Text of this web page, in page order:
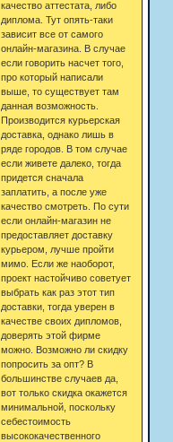
качество аттестата, либо
диплома. Тут опять-таки
зависит все от самого
онлайн-магазина. В случае
если говорить насчет того,
про который написали
выше, то существует там
данная возможность.
Производится курьерская
доставка, однако лишь в
ряде городов. В том случае
если живете далеко, тогда
придется сначала
заплатить, а после уже
качество смотреть. По сути
если онлайн-магазин не
предоставляет доставку
курьером, лучше пройти
мимо. Если же наоборот,
проект настойчиво советует
выбрать как раз этот тип
доставки, тогда уверен в
качестве своих дипломов,
доверять этой фирме
можно. Возможно ли скидку
попросить за опт? В
большинстве случаев да,
вот только скидка окажется
минимальной, поскольку
себестоимость
высококачественного